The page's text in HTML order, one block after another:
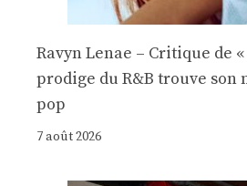
Ravyn Lenae – Critique de
prodige du R&B trouve son
pop
7 août 2026